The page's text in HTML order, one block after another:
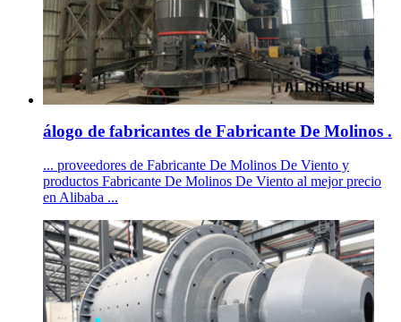
álogo de fabricantes de Fabricante De Molinos .
... proveedores de Fabricante De Molinos De Viento y
productos Fabricante De Molinos De Viento al mejor precio
en Alibaba ...